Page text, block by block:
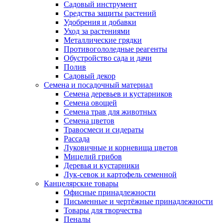
Садовый инструмент
Средства защиты растений
Удобрения и добавки
Уход за растениями
Металлические грядки
Противогололедные реагенты
Обустройство сада и дачи
Полив
Садовый декор
Семена и посадочный материал
Семена деревьев и кустарников
Семена овощей
Семена трав для животных
Семена цветов
Травосмеси и сидераты
Рассада
Луковичные и корневища цветов
Мицелий грибов
Деревья и кустарники
Лук-севок и картофель семенной
Канцелярские товары
Офисные принадлежности
Письменные и чертёжные принадлежности
Товары для творчества
Пеналы